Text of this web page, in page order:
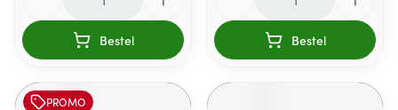
Bestel Bestel
PROMO